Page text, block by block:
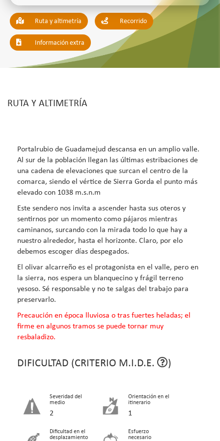
Ruta y altimetría Recorrido
Información extra
RUTA Y ALTIMETRÍA
Portalrubio de Guadamejud descansa en un amplio valle.
Al sur de la población llegan las últimas estribaciones de
una cadena de elevaciones que surcan el centro de la
comarca, siendo el vértice de Sierra Gorda el punto más
elevado con 1038 m.s.n.m
Este sendero nos invita a ascender hasta sus oteros y
sentirnos por un momento como pájaros mientras
caminanos, surcando con la mirada todo lo que hay a
nuestro alrededor, hasta el horizonte. Claro, por elo
debemos escoger días despegados.
El olivar alcarreño es el protagonista en el valle, pero en
la sierra, nos espera un blanquecino y frágil terreno
yesoso. Sé responsable y no te salgas del trabajo para
preservarlo.
Precaución en época lluviosa o tras fuertes heladas; el
firme en algunos tramos se puede tornar muy
resbaladizo.
DIFICULTAD (CRITERIO M.I.D.E. )
Severidad del
medio
2
Orientación en el
itinerario
1
Dificultad en el
desplazamiento
Esfuerzo
necesario